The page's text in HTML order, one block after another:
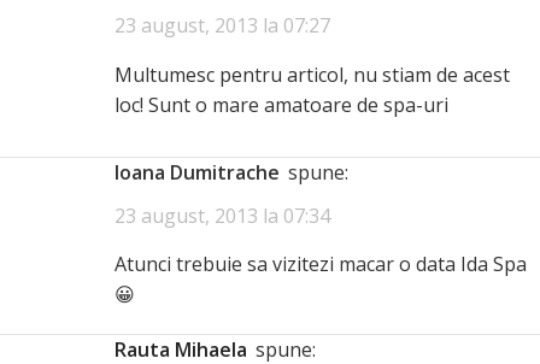
23 august, 2013 la 07:27
Multumesc pentru articol, nu stiam de acest
loc! Sunt o mare amatoare de spa-uri
Ioana Dumitrache spune:
23 august, 2013 la 07:34
Atunci trebuie sa vizitezi macar o data Ida Spa
😀
Rauta Mihaela spune: